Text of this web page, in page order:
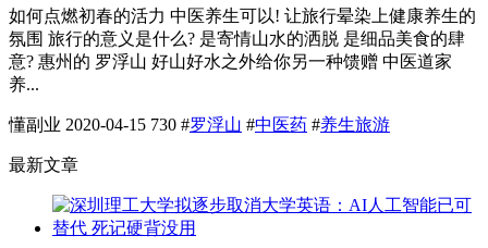
如何点燃初春的活力 中医养生可以! 让旅行晕染上健康养生的
氛围 旅行的意义是什么? 是寄情山水的洒脱 是细品美食的肆
意? 惠州的 罗浮山 好山好水之外给你另一种馈赠 中医道家
养...
懂副业 2020-04-15 730 #罗浮山 #中医药 #养生旅游
最新文章